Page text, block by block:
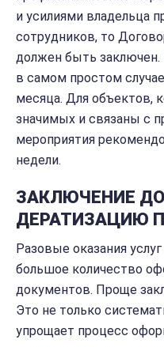
и усилиями владельца
сотрудников, то
должен быть заключен.
в самом простом
месяца. Для объектов,
значимых и связаны с
мероприятия
недели.
ЗАКЛЮЧЕНИЕ
ДЕРАТИЗАЦИЮ
Разовые оказания
большое количество
документов. Проще
Это не только
упрощает процесс